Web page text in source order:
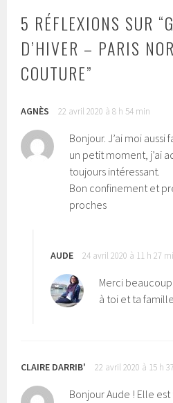
5 RÉFLEXIONS SUR “
D’HIVER – PARIS
COUTURE”
AGNÈS 22 avril 2020 à 8 h 54 min
Bonjour. J’ai moi
un petit moment, j’ai
toujours intéressant.
Bon confinement et
proches
AUDE 24 avril 2020 à 11 h 27
Merci
à toi et ta
CLAIRE DARRIB' 22 avril 2020 à 15 h
Bonjour Aude ! Elle